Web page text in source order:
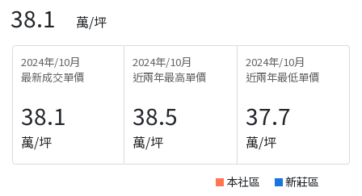
38.1 萬/坪
2024年/10月
最新成交單價
38.1
萬/坪
2024年/10月
近兩年最高單價
38.5
萬/坪
2024年/10月
近兩年最低單價
37.7
萬/坪
本社區 新莊區